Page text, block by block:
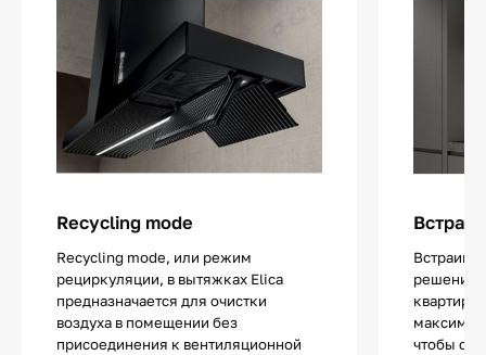
Recycling mode
Recycling mode, или режим
рециркуляции, в вытяжках Elica
предназначается для очистки
воздуха в помещении без
присоединения к вентиляционной
решение
квартир
чтобы